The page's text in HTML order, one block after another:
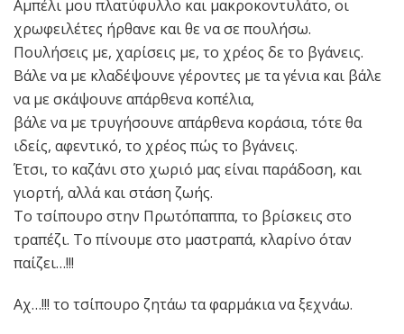
Αμπέλι μου πλατύφυλλο και μακροκοντυλάτο, οι
χρωφειλέτες ήρθανε και θε να σε πουλήσω.
Πουλήσεις με, χαρίσεις με, το χρέος δε το βγάνεις.
Βάλε να με κλαδέψουνε γέροντες με τα γένια και βάλε
να με σκάψουνε απάρθενα κοπέλια,
βάλε να με τρυγήσουνε απάρθενα κοράσια, τότε θα
ιδείς, αφεντικό, το χρέος πώς το βγάνεις.
Έτσι, το καζάνι στο χωριό μας είναι παράδοση, και
γιορτή, αλλά και στάση ζωής.
Το τσίπουρο στην Πρωτόπαππα, το βρίσκεις στο
τραπέζι. Το πίνουμε στο μαστραπά, κλαρίνο όταν
παίζει…!!!
Αχ…!!! το τσίπουρο ζητάω τα φαρμάκια να ξεχνάω.